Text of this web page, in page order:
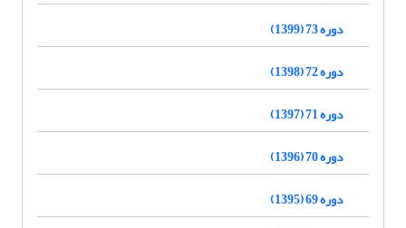
دوره 73 (1399)
دوره 72 (1398)
دوره 71 (1397)
دوره 70 (1396)
دوره 69 (1395)